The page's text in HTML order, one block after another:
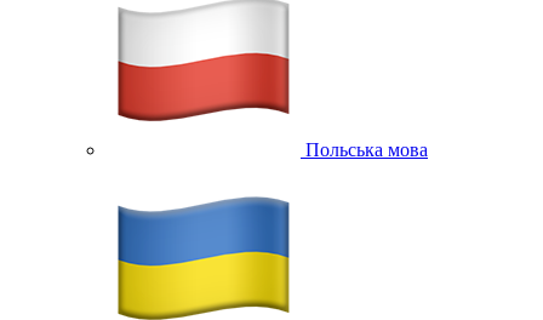
Польська мова